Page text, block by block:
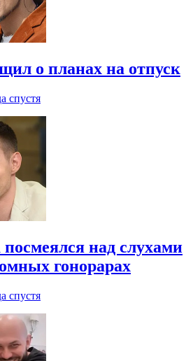
о планах на отпуск
спустя
над слухами
гонорарах
спустя